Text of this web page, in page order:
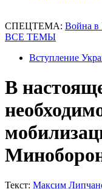
СПЕЦТЕМА: Война в
ВСЕ ТЕМЫ
Вступление
В
Текст: Максим